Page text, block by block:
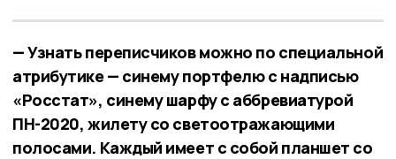
— Узнать переписчиков можно по специальной
атрибутике — синему портфелю с надписью
«Росстат», синему шарфу с аббревиатурой
ПН-2020, жилету со светоотражающими
полосами. Каждый имеет с собой планшет со